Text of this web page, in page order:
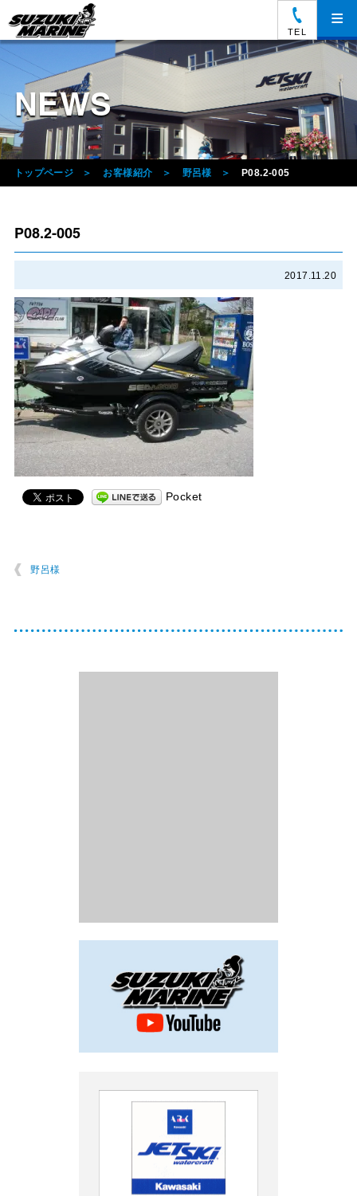
TEL
≡
NEWS
トップページ お客様紹介 野呂様 P08.2-005
P08.2-005
2017.11.20
Pocket
野呂様